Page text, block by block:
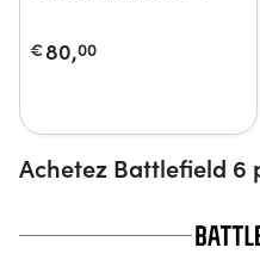
€80,00
Achetez Battlefield 6